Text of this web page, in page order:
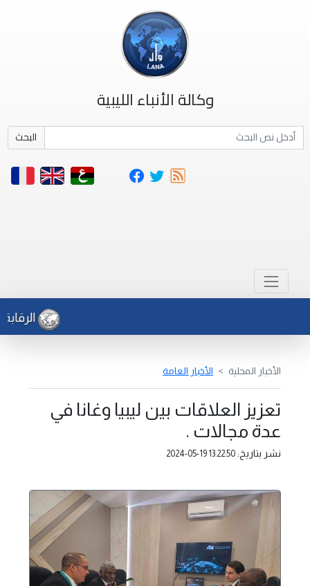
وكالة الأنباء الليبية
البحث
الأخبار المحلية الأخبار العامة
تعزيز العلاقات بين ليبيا وغانا في
عدة مجالات .
نشر بتاريخ: 2024-05-19 13:22:50